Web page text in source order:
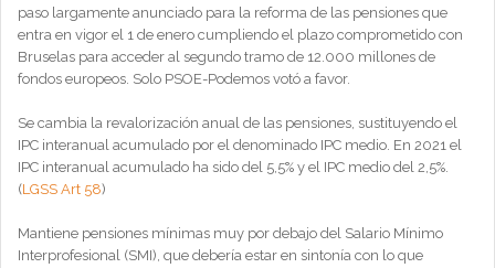
paso largamente anunciado para la reforma de las pensiones que
entra en vigor el 1 de enero cumpliendo el plazo comprometido con
Bruselas para acceder al segundo tramo de 12.000 millones de
fondos europeos. Solo PSOE-Podemos votó a favor.
Se cambia la revalorización anual de las pensiones, sustituyendo el
IPC interanual acumulado por el denominado IPC medio. En 2021 el
IPC interanual acumulado ha sido del 5,5% y el IPC medio del 2,5%.
(LGSS Art 58)
Mantiene pensiones mínimas muy por debajo del Salario Mínimo
Interprofesional (SMI), que debería estar en sintonía con lo que